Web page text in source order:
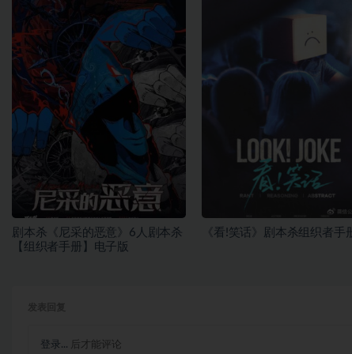
剧本杀《尼采的恶意》6人剧本杀
【组织者手册】电子版
《看!笑话》剧本杀组织者手册
登录... 后才能评论